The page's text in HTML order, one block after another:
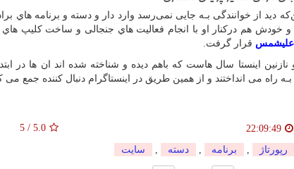
دید از خوانندگی بـه جایی نمی‌رسد وارد دار و دسته و برنامه
و خودش هم درکنار او با انجام فعالیت هاي‌ جنجالی و ساخت
قرار گرفت.
نازنین اینستا سال هاست که باهم دیده و شناخته شده اند ان ها در
راه می انداختند و از همین طریق در اینستاگرام دنبال کننده جمع می
22:09:49
5.0
/
5
رپورتاژ برنامه دسته سایت